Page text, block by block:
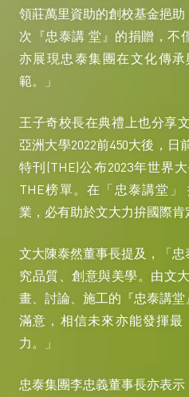
領莊萬里資助的創校基金挹
次『忠泰講 堂』的捐贈，不
亦展現忠泰集團在文化傳
範。」
王子奇校長在典禮上也分享
亞洲大學2022前450大後，日
特刊(THE)公布2023年世界
THE榜單。在「忠泰講堂
業，必有助於文大力拚國際肯
文大陳泰然董事長提及，「
究品質、創意與美學。由文
畫、討論、施工的『忠泰講
滿意，相信未來亦能發揮
力。」
忠泰集團李忠義董事長亦表